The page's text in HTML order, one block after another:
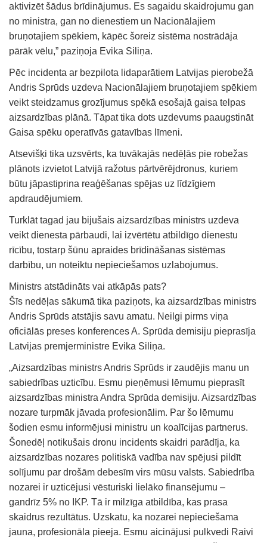
aktivizēt šādus brīdinājumus. Es sagaidu skaidrojumu gan
no ministra, gan no dienestiem un Nacionālajiem
bruņotajiem spēkiem, kāpēc šoreiz sistēma nostrādāja
pārāk vēlu,” paziņoja Evika Siliņa.
Pēc incidenta ar bezpilota lidaparātiem Latvijas pierobežā
Andris Sprūds uzdeva Nacionālajiem bruņotajiem spēkiem
veikt steidzamus grozījumus spēkā esošajā gaisa telpas
aizsardzības plānā. Tāpat tika dots uzdevums paaugstināt
Gaisa spēku operatīvās gatavības līmeni.
Atsevišķi tika uzsvērts, ka tuvākajās nedēļās pie robežas
plānots izvietot Latvijā ražotus pārtvērējdronus, kuriem
būtu jāpastiprina reaģēšanas spējas uz līdzīgiem
apdraudējumiem.
Turklāt tagad jau bijušais aizsardzības ministrs uzdeva
veikt dienesta pārbaudi, lai izvērtētu atbildīgo dienestu
rīcību, tostarp šūnu apraides brīdināšanas sistēmas
darbību, un noteiktu nepieciešamos uzlabojumus.
Ministrs atstādināts vai atkāpās pats?
Šīs nedēļas sākumā tika paziņots, ka aizsardzības ministrs
Andris Sprūds atstājis savu amatu. Neilgi pirms viņa
oficiālās preses konferences A. Sprūda demisiju pieprasīja
Latvijas premjerministre Evika Siliņa.
„Aizsardzības ministrs Andris Sprūds ir zaudējis manu un
sabiedrības uzticību. Esmu pieņēmusi lēmumu pieprasīt
aizsardzības ministra Andra Sprūda demisiju. Aizsardzības
nozare turpmāk jāvada profesionālim. Par šo lēmumu
šodien esmu informējusi ministru un koalīcijas partnerus.
Šonedēļ notikušais dronu incidents skaidri parādīja, ka
aizsardzības nozares politiskā vadība nav spējusi pildīt
solījumu par drošām debesīm virs mūsu valsts. Sabiedrība
nozarei ir uzticējusi vēsturiski lielāko finansējumu –
gandrīz 5% no IKP. Tā ir milzīga atbildība, kas prasa
skaidrus rezultātus. Uzskatu, ka nozarei nepieciešama
jauna, profesionāla pieeja. Esmu aicinājusi pulkvedi Raivi